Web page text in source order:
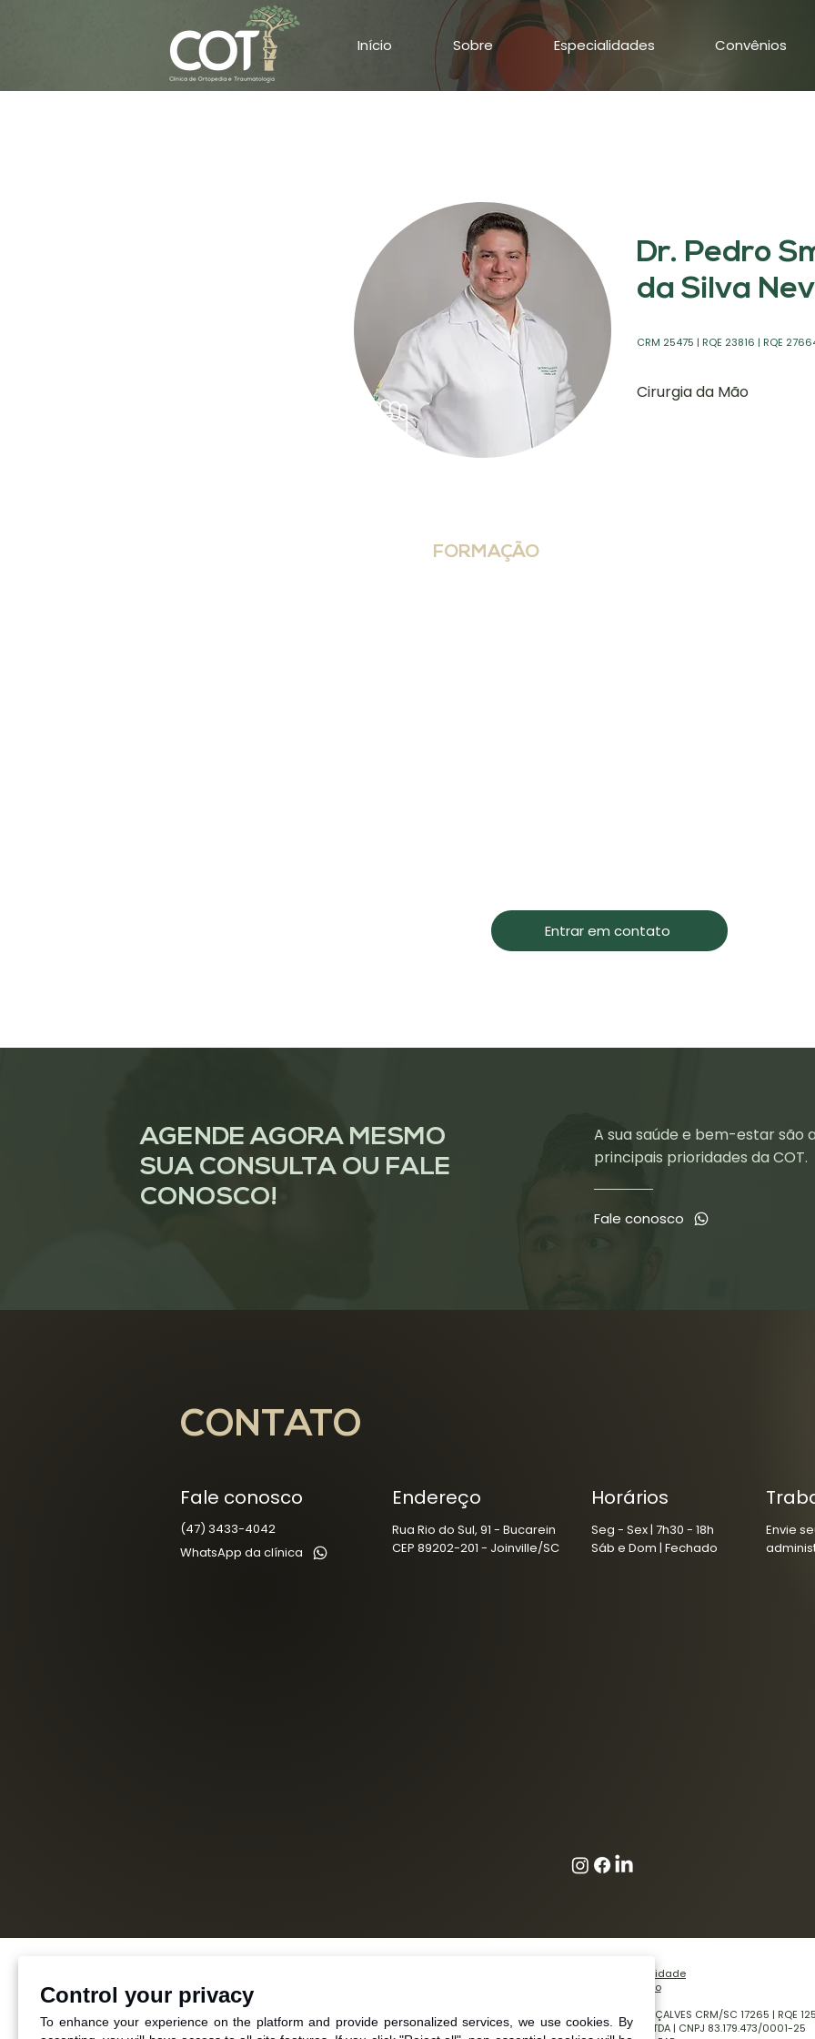
Control your privacy
To enhance your experience on the platform and provide personalized services, we use cookies. By
Início Sobre Especialidades Convênios
Entrar em contato
Dr. Pedro
da Silva
CRM 25475 | RQE 23816 | RQE
Cirurgia da Mão
FORMAÇÃO
AGENDE AGORA MESMO
SUA CONSULTA OU FALE
CONOSCO!
A sua saúde e bem-estar são
principais prioridades da COT.
Fale conosco
CONTATO
Fale conosco
(47) 3433-4042
WhatsApp da clínica
Endereço
Rua Rio do Sul, 91 - Bucarein
CEP 89202-201 - Joinville/SC
Horários
Seg - Sex | 7h30 - 18h
Sáb e Dom | Fechado
Envie
Políticas de privacidade
Termos de uso
Diretor Técnico Médico: DR RENAN BORGES GONÇALVES CRM/SC 17265 | RQE
CLÍNICA DE ORTOPEDIA E TRAUMATOLOGIA LTDA | CNPJ 83.179.473/0001-25